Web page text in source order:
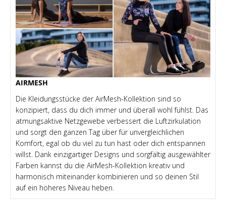
AIRMESH
Die Kleidungsstücke der AirMesh-Kollektion sind so
konzipiert, dass du dich immer und überall wohl fühlst. Das
atmungsaktive Netzgewebe verbessert die Luftzirkulation
und sorgt den ganzen Tag über für unvergleichlichen
Komfort, egal ob du viel zu tun hast oder dich entspannen
willst. Dank einzigartiger Designs und sorgfältig ausgewählter
Farben kannst du die AirMesh-Kollektion kreativ und
harmonisch miteinander kombinieren und so deinen Stil
auf ein höheres Niveau heben.